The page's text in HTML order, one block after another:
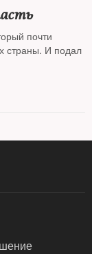
почти
страны. И подал